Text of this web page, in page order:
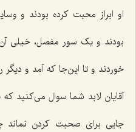
او ابراز محبت کرده بودند و
بودند و یک سور مفصل، خیلی
خوردند و تا این‌جا که آمد و
آقایان لابد شما سوال می‌کنید
جایی برای صحبت کردن نماند